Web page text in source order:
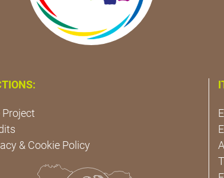
Project
& Cookie Policy